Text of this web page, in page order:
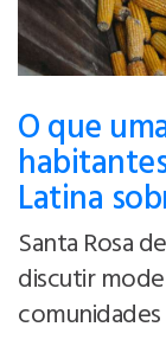
O que
Latina
Santa Rosa
discutir